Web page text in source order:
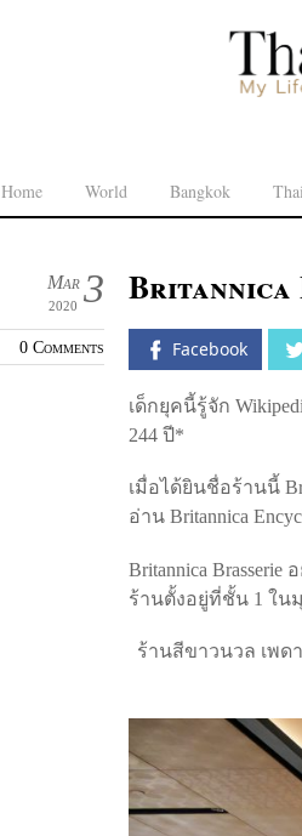
Home World Bangkok
3
Mar
2020
0 Comments
Britannica
Facebook
เด็กยุคนี้รู้จัก
244 ปี*
เมื่อได้ยินชื่อร้านนี้
อ่าน Britannica
Britannica
ร้านตั้งอยู่ที่ชั้น 1 ใน
ร้านสีขาวนวล เพด